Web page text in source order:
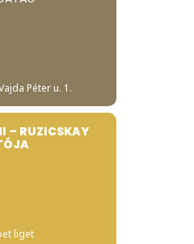
Péter u. 1.
– RUZICSKAY
liget